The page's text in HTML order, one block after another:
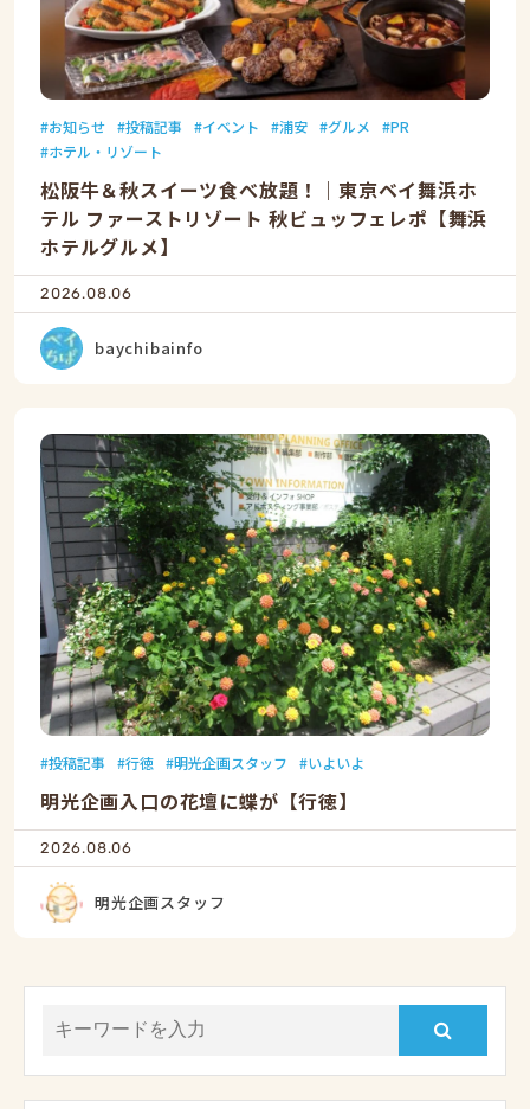
お知らせ 投稿記事 イベント 浦安 グルメ
PR
ホテル・リゾート
松阪牛＆秋スイーツ食べ放題！｜東京ベイ舞浜ホ
テル ファーストリゾート 秋ビュッフェレポ【舞浜
ホテルグルメ】
2026.08.06
baychibainfo
投稿記事 行徳 明光企画スタッフ いよいよ
明光企画入口の花壇に蝶が【行徳】
2026.08.06
明光企画スタッフ